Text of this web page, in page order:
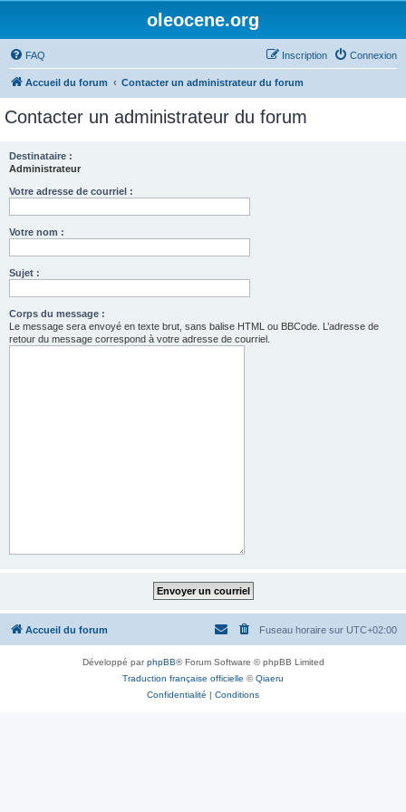
oleocene.org
FAQ Connexion
Inscription
Accueil du forum Contacter un administrateur du forum
Contacter un administrateur du forum
Destinataire :
Administrateur
Votre adresse de courriel :
Votre nom :
Sujet :
Corps du message :
Le message sera envoyé en texte brut, sans balise HTML ou BBCode. L’adresse de
retour du message correspond à votre adresse de courriel.
Accueil du forum Fuseau horaire sur UTC+02:00
Développé parphpBB® Forum Software © phpBB Limited
Traduction française officielle ©Qiaeru
Confidentialité | Conditions